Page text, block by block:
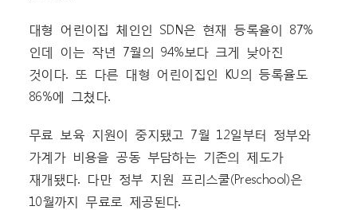
대형 어린이집 체인인 SDN은 현재 등록율이 87%
인데 이는 작년 7월의 94%보다 크게 낮아진
것이다. 또 다른 대형 어린이집인 KU의 등록율도
86%에 그쳤다.
무료 보육 지원이 중지됐고 7월 12일부터 정부와
가계가 비용을 공동 부담하는 기존의 제도가
재개됐다. 다만 정부 지원 프리스쿨(Preschool)은
10월까지 무료로 제공된다.